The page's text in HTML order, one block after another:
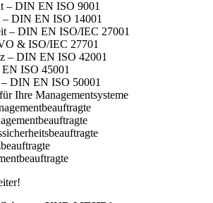
– DIN EN ISO 9001
– DIN EN ISO 14001
– DIN EN ISO/IEC 27001
& ISO/IEC 27701
– DIN EN ISO 42001
ISO 45001
– DIN EN ISO 50001
Ihre Managementsysteme